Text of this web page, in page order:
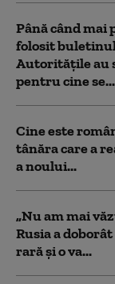
Până când mai
folosit
Autoritățile au
pentru cine se...
Cine este
tânăra care a
a noului...
„Nu am mai
Rusia a
rară și o va...